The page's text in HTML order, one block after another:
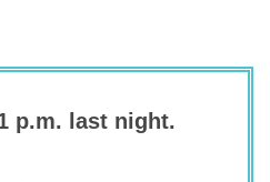
p.m. last night.